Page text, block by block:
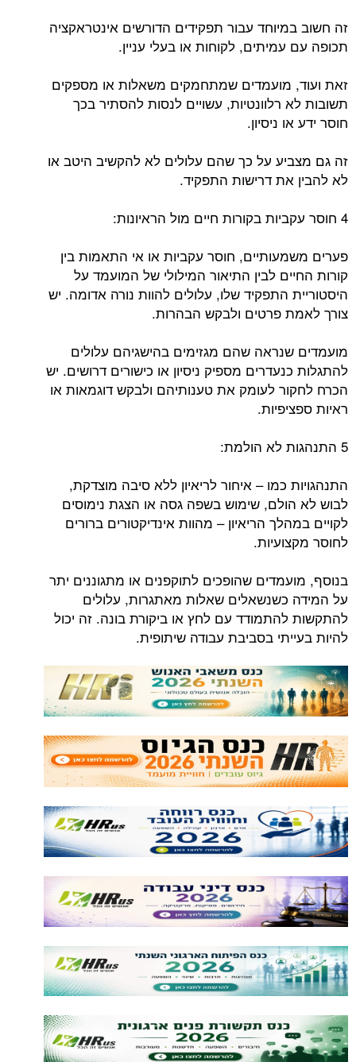
זה חשוב במיוחד עבור תפקידים הדורשים אינטראקציה
תכופה עם עמיתים, לקוחות או בעלי עניין.
זאת ועוד, מועמדים שמתחמקים משאלות או מספקים
תשובות לא רלוונטיות, עשויים לנסות להסתיר בכך
חוסר ידע או ניסיון.
זה גם מצביע על כך שהם עלולים לא להקשיב היטב או
לא להבין את דרישות התפקיד.
4 חוסר עקביות בקורות חיים מול הראיונות:
פערים משמעותיים, חוסר עקביות או אי התאמות בין
קורות החיים לבין התיאור המילולי של המועמד על
היסטוריית התפקיד שלו, עלולים להוות נורה אדומה. יש
צורך לאמת פרטים ולבקש הבהרות.
מועמדים שנראה שהם מגזימים בהישגיהם עלולים
להתגלות כנעדרים מספיק ניסיון או כישורים דרושים. יש
הכרח לחקור לעומק את טענותיהם ולבקש דוגמאות או
ראיות ספציפיות.
5 התנהגות לא הולמת:
התנהגויות כמו – איחור לריאיון ללא סיבה מוצדקת,
לבוש לא הולם, שימוש בשפה גסה או הצגת נימוסים
לקויים במהלך הריאיון – מהוות אינדיקטורים ברורים
לחוסר מקצועיות.
בנוסף, מועמדים שהופכים לתוקפנים או מתגוננים יתר
על המידה כשנשאלים שאלות מאתגרות, עלולים
להתקשות להתמודד עם לחץ או ביקורת בונה. זה יכול
להיות בעייתי בסביבת עבודה שיתופית.